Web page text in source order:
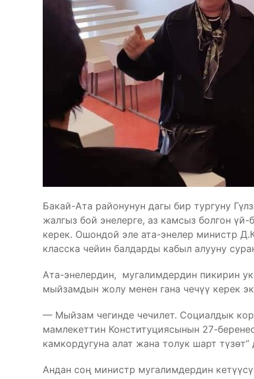
Бакай-Ата районунун дагы бир тургуну
жалгыз бой энелерге, аз камсыз болгон
керек. Ошондой эле ата-энелер министр
класска чейин балдарды кабыл алууну
Ата-энелердин, мугалимдердин пикирин
мыйзамдын жолу менен гана чечүү керек
— Мыйзам чегинде чечилет. Социалдык
мамлекеттин Конституциясынын 27-
камкордугуна алат жана толук шарт
Андан соң министр мугалимдердин